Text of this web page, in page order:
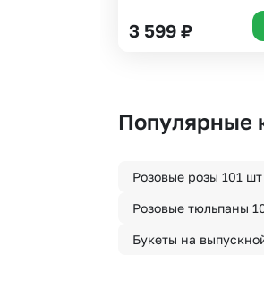
3 599 ₽
Популярные
Розовые розы 101 шт
Розовые тюльпаны
Букеты на